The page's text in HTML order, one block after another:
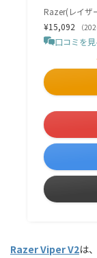
Razer(レイザ
¥15,092
（
口コミを見
Razer Viper V2は